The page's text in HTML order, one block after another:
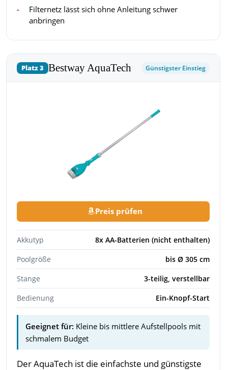
Filternetz lässt sich ohne Anleitung schwer
anbringen
Platz 3 Bestway AquaTech Günstigster Einstieg
Preis prüfen
Akkutyp
8x AA-Batterien (nicht enthalten)
Poolgröße
bis Ø 305 cm
Stange
3-teilig, verstellbar
Bedienung
Ein-Knopf-Start
Geeignet für: Kleine bis mittlere Aufstellpools mit
schmalem Budget
Der AquaTech ist die einfachste und günstigste